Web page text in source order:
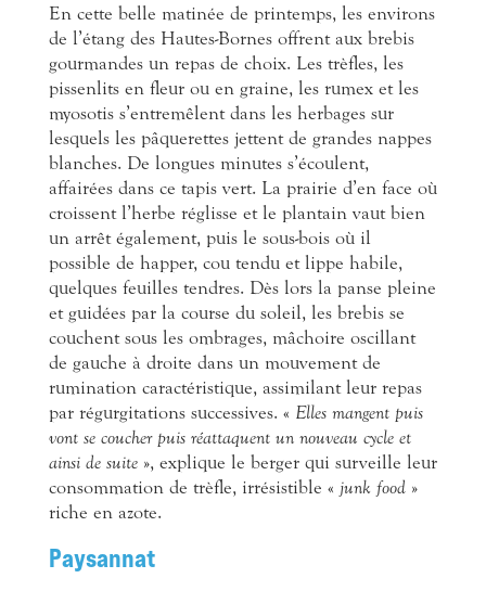
En cette belle matinée de printemps, les environs
de l’étang des Hautes-Bornes offrent aux brebis
gourmandes un repas de choix. Les trèfles, les
pissenlits en fleur ou en graine, les rumex et les
myosotis s’entremêlent dans les herbages sur
lesquels les pâquerettes jettent de grandes nappes
blanches. De longues minutes s’écoulent,
affairées dans ce tapis vert. La prairie d’en face où
croissent l’herbe réglisse et le plantain vaut bien
un arrêt également, puis le sous-bois où il
possible de happer, cou tendu et lippe habile,
quelques feuilles tendres. Dès lors la panse pleine
et guidées par la course du soleil, les brebis se
couchent sous les ombrages, mâchoire oscillant
de gauche à droite dans un mouvement de
rumination caractéristique, assimilant leur repas
par régurgitations successives. « Elles mangent puis
vont se coucher puis réattaquent un nouveau cycle et
ainsi de suite », explique le berger qui surveille leur
consommation de trèfle, irrésistible « junk food »
riche en azote.
Paysannat